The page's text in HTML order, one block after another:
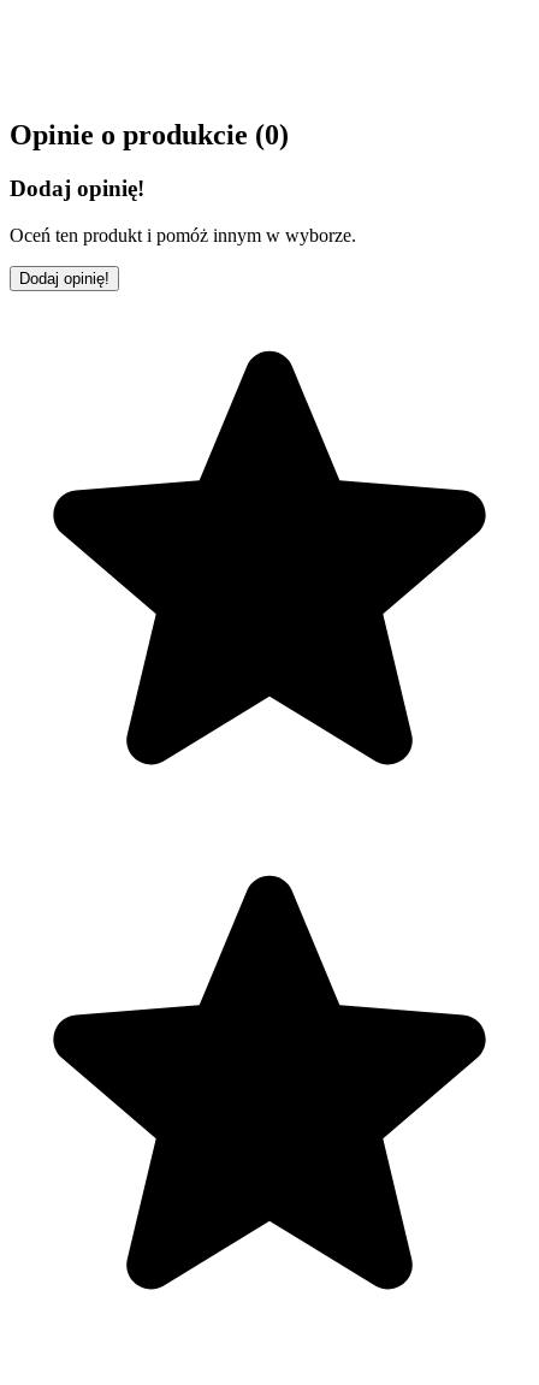
Opinie o produkcie (0)
Dodaj opinię!
Oceń ten produkt i pomóż innym w wyborze.
Dodaj opinię!